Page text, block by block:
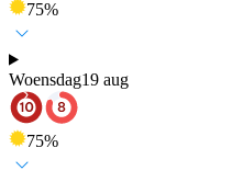
75%
Woensdag19 aug
75%